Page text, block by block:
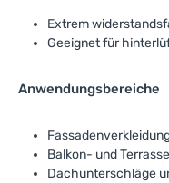
Extrem
Geeignet für
Anwendungsbereiche
Balkon- und
Dachunterschläge